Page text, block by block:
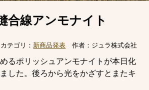
線アンモナイト
テゴリ： 新商品発表 作者： ジュラ株式会社
るポリッシュアンモナイトが本日化
した。後ろから光をかざすとまたキ